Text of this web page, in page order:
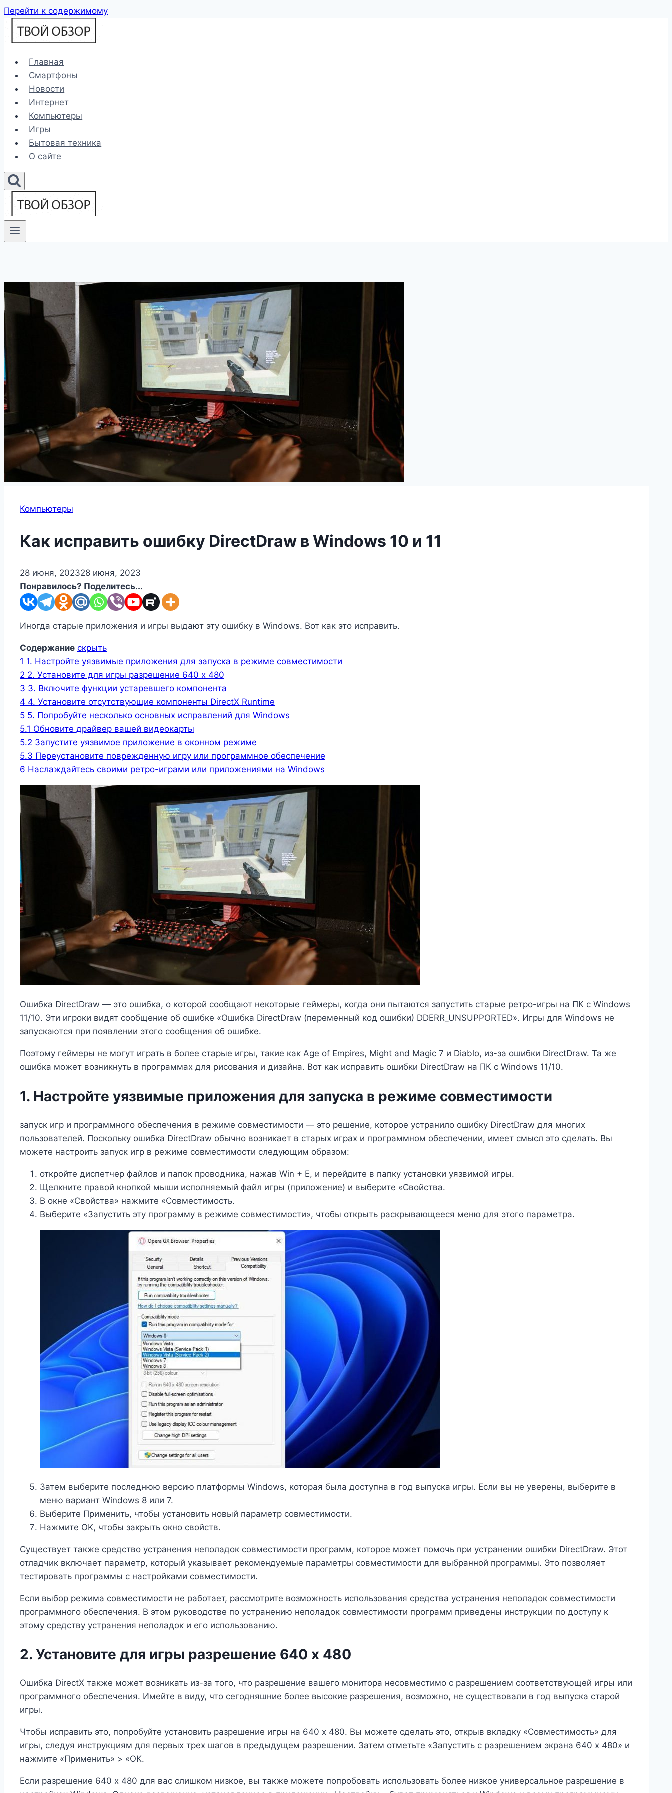
Перейти к содержимому
Главная
Смартфоны
Новости
Интернет
Компьютеры
Игры
Бытовая техника
О сайте
Компьютеры
Как исправить ошибку DirectDraw в Windows 10 и 11
28 июня, 202328 июня, 2023
Понравилось? Поделитесь...
Иногда старые приложения и игры выдают эту ошибку в Windows. Вот как это исправить.
Содержание скрыть
1 1. Настройте уязвимые приложения для запуска в режиме совместимости
2 2. Установите для игры разрешение 640 x 480
3 3. Включите функции устаревшего компонента
4 4. Установите отсутствующие компоненты DirectX Runtime
5 5. Попробуйте несколько основных исправлений для Windows
5.1 Обновите драйвер вашей видеокарты
5.2 Запустите уязвимое приложение в оконном режиме
5.3 Переустановите поврежденную игру или программное обеспечение
6 Наслаждайтесь своими ретро-играми или приложениями на Windows
Ошибка DirectDraw — это ошибка, о которой сообщают некоторые геймеры, когда они пытаются запустить старые ретро-игры на ПК с Windows
11/10. Эти игроки видят сообщение об ошибке «Ошибка DirectDraw (переменный код ошибки) DDERR_UNSUPPORTED». Игры для Windows не
запускаются при появлении этого сообщения об ошибке.
Поэтому геймеры не могут играть в более старые игры, такие как Age of Empires, Might and Magic 7 и Diablo, из-за ошибки DirectDraw. Та же
ошибка может возникнуть в программах для рисования и дизайна. Вот как исправить ошибки DirectDraw на ПК с Windows 11/10.
1. Настройте уязвимые приложения для запуска в режиме совместимости
запуск игр и программного обеспечения в режиме совместимости — это решение, которое устранило ошибку DirectDraw для многих
пользователей. Поскольку ошибка DirectDraw обычно возникает в старых играх и программном обеспечении, имеет смысл это сделать. Вы
можете настроить запуск игр в режиме совместимости следующим образом:
откройте диспетчер файлов и папок проводника, нажав Win + E, и перейдите в папку установки уязвимой игры.
Щелкните правой кнопкой мыши исполняемый файл игры (приложение) и выберите «Свойства.
В окне «Свойства» нажмите «Совместимость.
Выберите «Запустить эту программу в режиме совместимости», чтобы открыть раскрывающееся меню для этого параметра.
Затем выберите последнюю версию платформы Windows, которая была доступна в год выпуска игры. Если вы не уверены, выберите в
меню вариант Windows 8 или 7.
Выберите Применить, чтобы установить новый параметр совместимости.
Нажмите OK, чтобы закрыть окно свойств.
Существует также средство устранения неполадок совместимости программ, которое может помочь при устранении ошибки DirectDraw. Этот
отладчик включает параметр, который указывает рекомендуемые параметры совместимости для выбранной программы. Это позволяет
тестировать программы с настройками совместимости.
Если выбор режима совместимости не работает, рассмотрите возможность использования средства устранения неполадок совместимости
программного обеспечения. В этом руководстве по устранению неполадок совместимости программ приведены инструкции по доступу к
этому средству устранения неполадок и его использованию.
2. Установите для игры разрешение 640 x 480
Ошибка DirectX также может возникать из-за того, что разрешение вашего монитора несовместимо с разрешением соответствующей игры или
программного обеспечения. Имейте в виду, что сегодняшние более высокие разрешения, возможно, не существовали в год выпуска старой
игры.
Чтобы исправить это, попробуйте установить разрешение игры на 640 x 480. Вы можете сделать это, открыв вкладку «Совместимость» для
игры, следуя инструкциям для первых трех шагов в предыдущем разрешении. Затем отметьте «Запустить с разрешением экрана 640 x 480» и
нажмите «Применить» > «ОК.
Если разрешение 640 x 480 для вас слишком низкое, вы также можете попробовать использовать более низкое универсальное разрешение в